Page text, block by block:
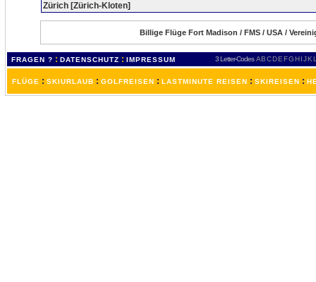
Zürich [Zürich-Kloten]
Billige Flüge Fort Madison / FMS / USA /
FRAGEN ? : DATENSCHUTZ : IMPRESSUM 3 Letter-Codes ABCDEFGH IJKL
FLÜGE : SKIURLAUB : GOLFREISEN : LASTMINUTE REISEN : SKIREISEN :